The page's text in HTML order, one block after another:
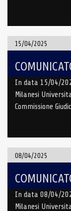
15/04/2025
In data 15/04/
Milanesi
Commissione
08/04/2025
In data 08/04/
Milanesi